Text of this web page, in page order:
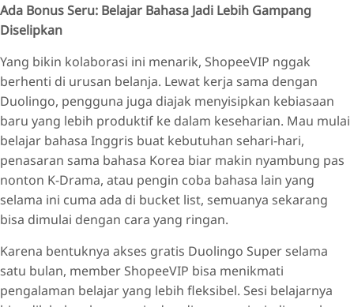
Ada Bonus Seru: Belajar Bahasa Jadi Lebih Gampang
Diselipkan
Yang bikin kolaborasi ini menarik, ShopeeVIP nggak
berhenti di urusan belanja. Lewat kerja sama dengan
Duolingo, pengguna juga diajak menyisipkan kebiasaan
baru yang lebih produktif ke dalam keseharian. Mau mulai
belajar bahasa Inggris buat kebutuhan sehari-hari,
penasaran sama bahasa Korea biar makin nyambung pas
nonton K-Drama, atau pengin coba bahasa lain yang
selama ini cuma ada di bucket list, semuanya sekarang
bisa dimulai dengan cara yang ringan.
Karena bentuknya akses gratis Duolingo Super selama
satu bulan, member ShopeeVIP bisa menikmati
pengalaman belajar yang lebih fleksibel. Sesi belajarnya